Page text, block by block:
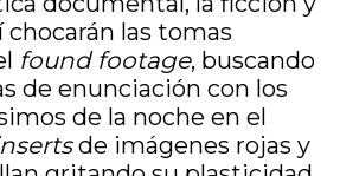
las tomas
found footage, buscando
de enunciación con los
de la noche en el
de imágenes rojas y